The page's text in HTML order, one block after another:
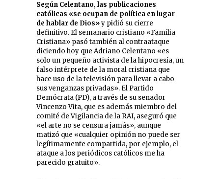
Según Celentano, las publicaciones
católicas «se ocupan de política en lugar
de hablar de Dios»y pidió su cierre
definitivo. El semanario cristiano «Familia
Cristiana» pasó también al contraataque
diciendo hoy que Adriano Celentano «es
solo un pequeño activista de la hipocresía, un
falso intérprete de la moral cristiana que
hace uso de la televisión para llevar a cabo
sus venganzas privadas». El Partido
Demócrata (PD), a través de su senador
Vincenzo Vita, que es además miembro del
comité de Vigilancia de la RAI, aseguró que
«el arte no se censura jamás», aunque
matizó que «cualquier opinión no puede ser
legítimamente compartida, por ejemplo, el
ataque a los periódicos católicos me ha
parecido gratuito».